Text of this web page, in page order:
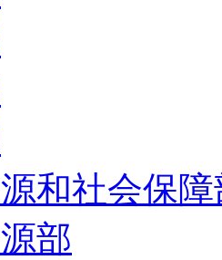
和社会保
部